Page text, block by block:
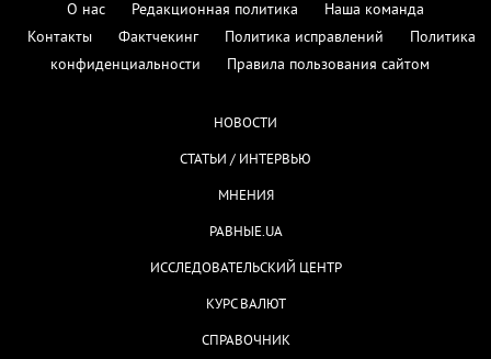
О нас Редакционная политика
Наша команда
Контакты
Фактчекинг Политика исправлений
Политика
конфиденциальности
Правила пользования сайтом
НОВОСТИ
СТАТЬИ / ИНТЕРВЬЮ
МНЕНИЯ
РАВНЫЕ.UA
ИССЛЕДОВАТЕЛЬСКИЙ ЦЕНТР
КУРС ВАЛЮТ
СПРАВОЧНИК